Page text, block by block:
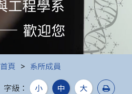
首頁 系所成員
字級： 小 中 大 列印